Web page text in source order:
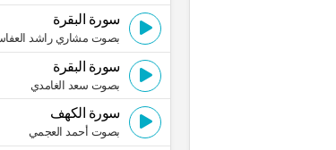
سورة البقرة
بصوت مشاري راشد
سورة البقرة
بصوت سعد الغامدي
سورة الكهف
بصوت أحمد العجمي